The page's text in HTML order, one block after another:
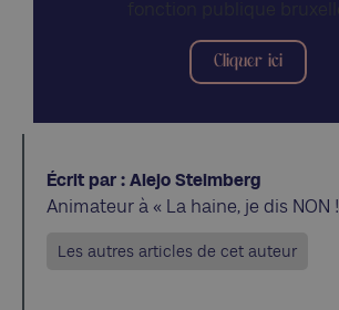
Cliquer ici
Écrit par : Alejo Steimberg
Animateur à « La haine, je dis NON !
Les autres articles de cet auteur